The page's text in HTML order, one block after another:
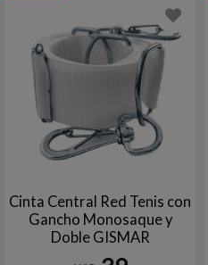
Cinta Central Red Tenis con
Gancho Monosaque y
Doble GISMAR